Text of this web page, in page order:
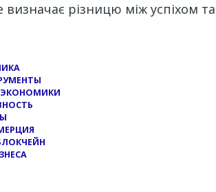
визначає різницю між успіхом